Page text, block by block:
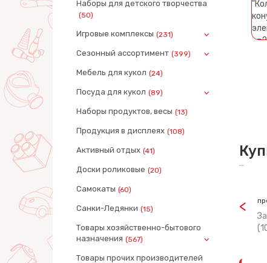
Наборы для детского творчества
(50)
Игровые комплексы (231)
Сезонный ассортимент (399)
Мебель для кукол (24)
Посуда для кукол (89)
Наборы продуктов, весы (13)
Продукция в дисплеях (108)
Активный отдых (41)
Доски роликовые (20)
Самокаты (60)
Санки-Ледянки (15)
Товары хозяйственно-бытового
назначения (567)
Товары прочих производителей